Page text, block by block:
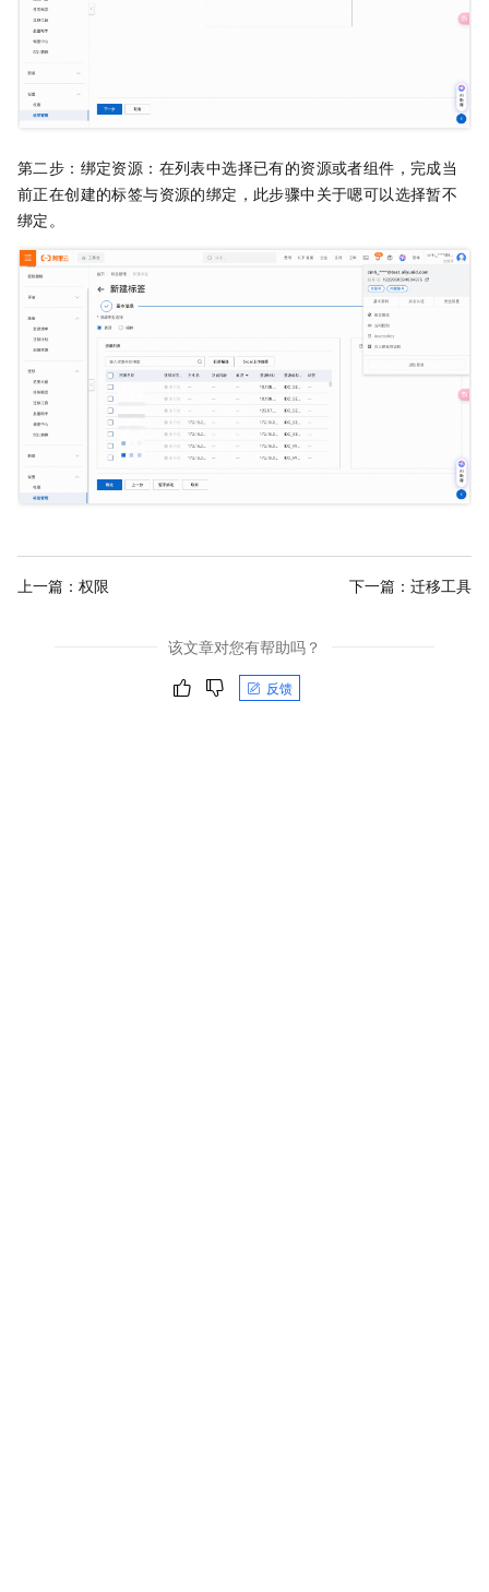
第二步：绑定资源：在列表中选择已有的资源或者组件，完成当
前正在创建的标签与资源的绑定，此步骤中关于嗯可以选择暂不
绑定。
上一篇： 权限 下一篇： 迁移工具
该文章对您有帮助吗？
反馈